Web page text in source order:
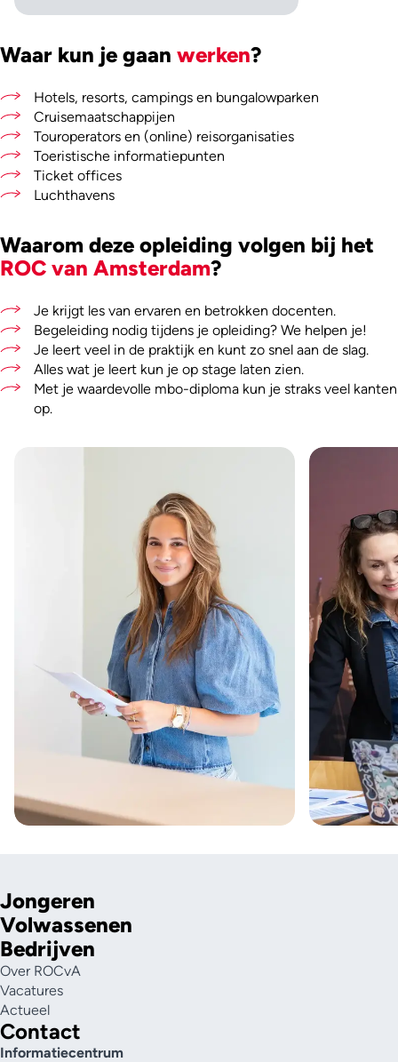
Waar kun je gaan werken?
Hotels, resorts, campings en bungalowparken
Cruisemaatschappijen
Touroperators en (online) reisorganisaties
Toeristische informatiepunten
Ticket offices
Luchthavens
Waarom deze opleiding volgen bij het
ROC van Amsterdam?
Je krijgt les van ervaren en betrokken docenten.
Begeleiding nodig tijdens je opleiding? We helpen je!
Je leert veel in de praktijk en kunt zo snel aan de slag.
Alles wat je leert kun je op stage laten zien.
Met je waardevolle mbo-diploma kun je straks veel kanten
op.
Jongeren
Volwassenen
Bedrijven
Over ROCvA
Vacatures
Actueel
Contact
Informatiecentrum